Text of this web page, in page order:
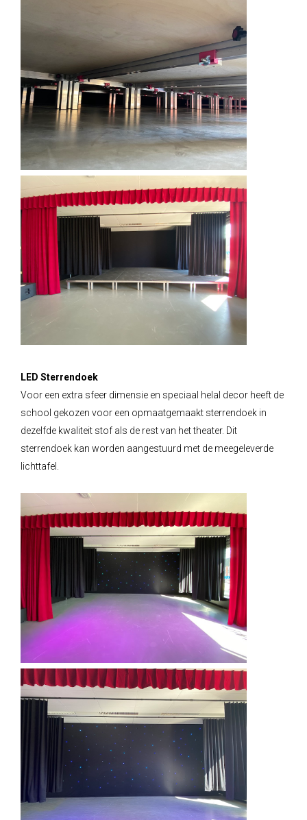
LED Sterrendoek
Voor een extra sfeer dimensie en speciaal helal decor heeft de
school gekozen voor een opmaatgemaakt sterrendoek in
dezelfde kwaliteit stof als de rest van het theater. Dit
sterrendoek kan worden aangestuurd met de meegeleverde
lichttafel.